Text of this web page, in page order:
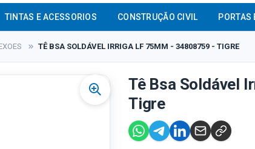
TINTAS E ACESSORIOS CONSTRUÇÃO CIVIL PORTAS
TÊ BSA SOLDÁVEL IRRIGA LF 75MM - 34808759 - TIGRE
Tê Bsa Soldável
Tigre